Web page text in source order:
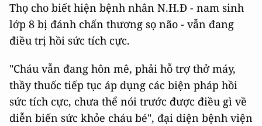
Thọ cho biết hiện bệnh nhân N.H.Đ - nam sinh
lớp 8 bị đánh chấn thương sọ não - vẫn đang
điều trị hồi sức tích cực.
"Cháu vẫn đang hôn mê, phải hỗ trợ thở máy,
thầy thuốc tiếp tục áp dụng các biện pháp hồi
sức tích cực, chưa thể nói trước được điều gì về
diễn biến sức khỏe cháu bé", đại diện bệnh viện